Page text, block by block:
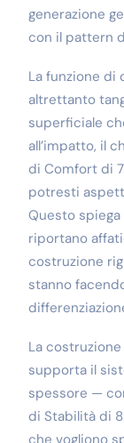
generazione
con il pattern
La funzione di
altrettanto
superficiale
all’impatto, il
di Comfort di
potresti
Questo
riportano
costruzione
stanno
La
supporta il
spessore —
di Stabilità di
che vogliono